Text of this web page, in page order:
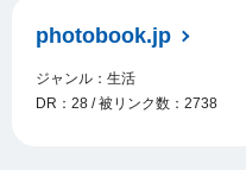
photobook.jp
ジャンル：生活
DR：28 / 被リンク数：2738